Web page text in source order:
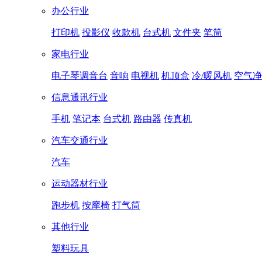
办公行业
打印机 投影仪 收款机 台式机 文件夹 笔筒
家电行业
电子琴调音台 音响 电视机 机顶盒 冷/暖风机 空气
信息通讯行业
手机 笔记本 台式机 路由器 传真机
汽车交通行业
汽车
运动器材行业
跑步机 按摩椅 打气筒
其他行业
塑料玩具